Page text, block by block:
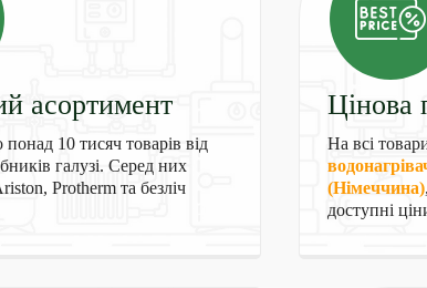
асортимент
10 тисяч товарів від
галузі. Серед них
Protherm та безліч
Цінова
На всі
(Німеччина)
доступні